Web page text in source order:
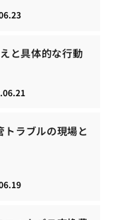
と具体的な行動
ラブルの現場と